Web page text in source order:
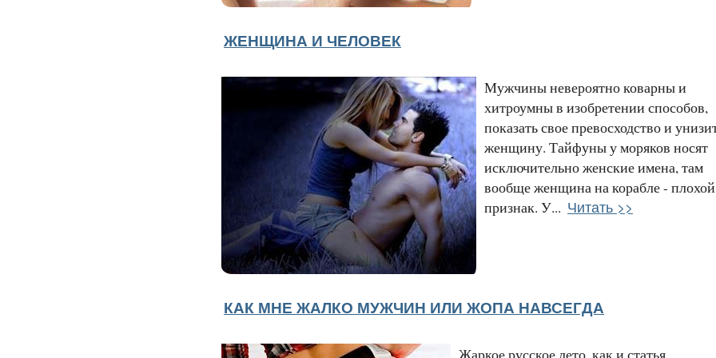
ЖЕНЩИНА И ЧЕЛОВЕК
Мужчины невероятно коварны и
хитроумны в изобретении способов,
показать свое превосходство и
женщину. Тайфуны у моряков носят
исключительно женские имена, там
вообще женщина на корабле - плохой
признак. У... Читать >>
КАК МНЕ ЖАЛКО МУЖЧИН ИЛИ ЖОПА НАВСЕГДА
Жаркое русское лето, как и статья